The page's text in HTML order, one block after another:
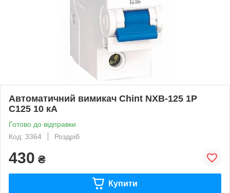
Автоматичний вимикач Chint NXB-125 1P
C125 10 кА
Готово до відправки
Код: 3364
Роздріб
430 ₴
Купити